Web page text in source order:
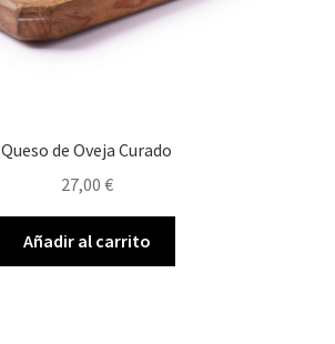
Queso de Oveja Curado
27,00 €
Añadir al carrito